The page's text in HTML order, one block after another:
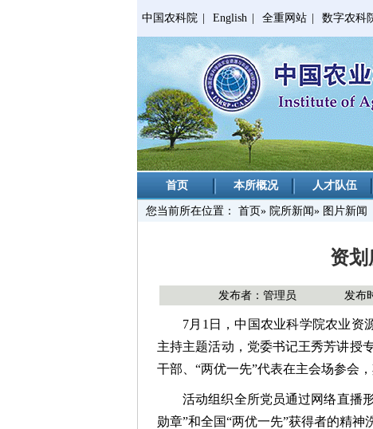
中国农科院 English 全重网站 数字农科
首页 本所概况 人才队伍
您当前所在位置： 首页» 院所新闻» 图片新闻
资划
发布者：管理员 发布
7月1日，中国农业科学院农业资
主持主题活动，党委书记王秀芳讲授
干部、“两优一先”代表在主会场参会
活动组织全所党员通过网络直播
勋章”和全国“两优一先”获得者的精